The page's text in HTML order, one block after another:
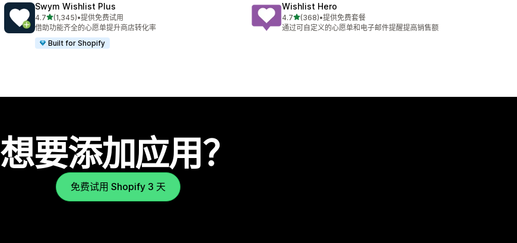
Swym Wishlist Plus
4.7星（满分 5 星）
(1,345)
总共 1345 条评论
•提供免费试用
借助功能齐全的心愿单提升商店转化率
Built for Shopify
Wishlist Hero
4.7星（满分 5 星）
(368)
总共 368 条评论
•提供免费套餐
通过可自定义的心愿单和电子邮件提醒提高销售额
想要添加应用？
免费试用 Shopify 3 天